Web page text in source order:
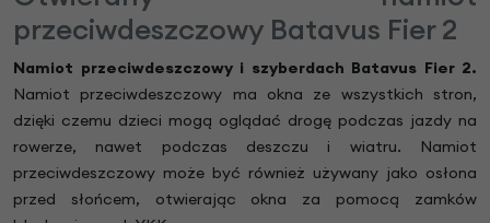
przeciwdeszczowy Batavus Fier 2
Namiot przeciwdeszczowy i szyberdach Batavus Fier 2.
Namiot przeciwdeszczowy ma okna ze wszystkich stron,
dzięki czemu dzieci mogą oglądać drogę podczas jazdy na
rowerze, nawet podczas deszczu i wiatru. Namiot
przeciwdeszczowy może być również używany jako osłona
przed słońcem, otwierając okna za pomocą zamków